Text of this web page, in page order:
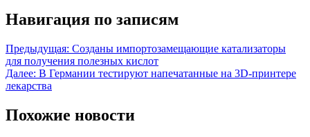
Навигация по записям
Предыдущая: Созданы импортозамещающие катализаторы
для получения полезных кислот
Далее: В Германии тестируют напечатанные на 3D-принтере
лекарства
Похожие новости